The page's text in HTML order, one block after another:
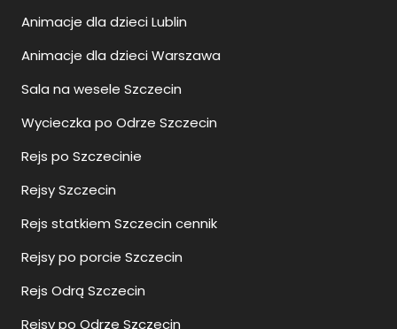
Animacje dla dzieci Lublin
Animacje dla dzieci Warszawa
Sala na wesele Szczecin
Wycieczka po Odrze Szczecin
Rejs po Szczecinie
Rejsy Szczecin
Rejs statkiem Szczecin cennik
Rejsy po porcie Szczecin
Rejs Odrą Szczecin
Rejsy po Odrze Szczecin